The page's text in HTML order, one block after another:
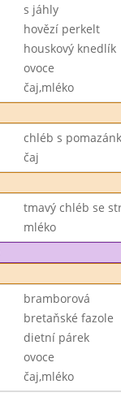
s jáhly
hovězí perkelt
houskový knedlík
ovoce
čaj,mléko
chléb s
čaj
tmavý chléb se
mléko
bramborová
bretaňské fazole
dietní párek
ovoce
čaj,mléko